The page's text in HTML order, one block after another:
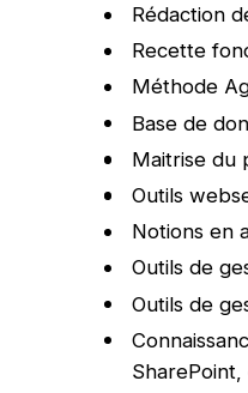
Rédaction
Recette
Méthode
Base de
Maitrise du
Outils
Notions en
Outils de
Outils de
SharePoint,